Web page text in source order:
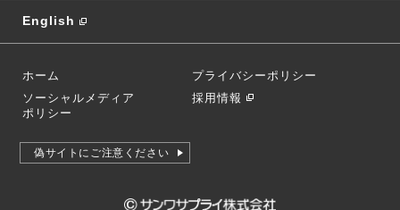
English
ホーム
プライバシーポリシー
ソーシャルメディア
ポリシー
採用情報
偽サイトにご注意ください